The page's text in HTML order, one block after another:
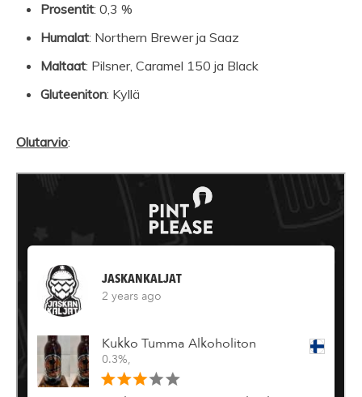
Prosentit: 0,3 %
Humalat: Northern Brewer ja Saaz
Maltaat: Pilsner, Caramel 150 ja Black
Gluteeniton: Kyllä
Olutarvio: